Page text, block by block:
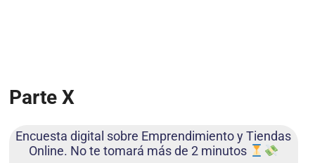
Parte X
Encuesta digital sobre Emprendimiento y Tiendas
Online. No te tomará más de 2 minutos